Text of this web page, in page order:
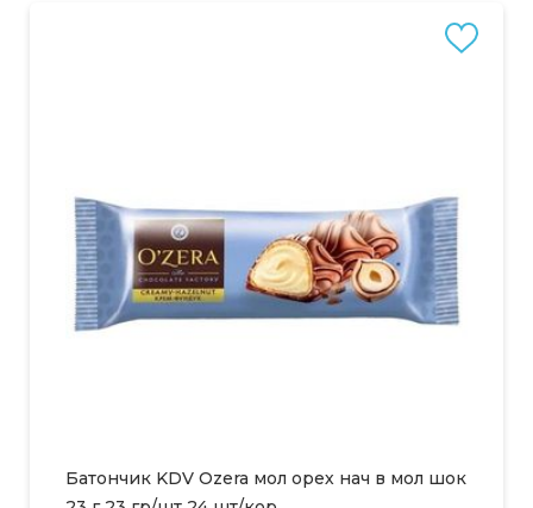
Батончик KDV Ozera мол орех нач в мол шок